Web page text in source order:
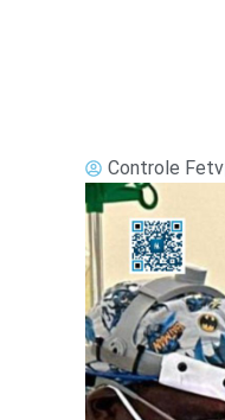
Controle Fetv